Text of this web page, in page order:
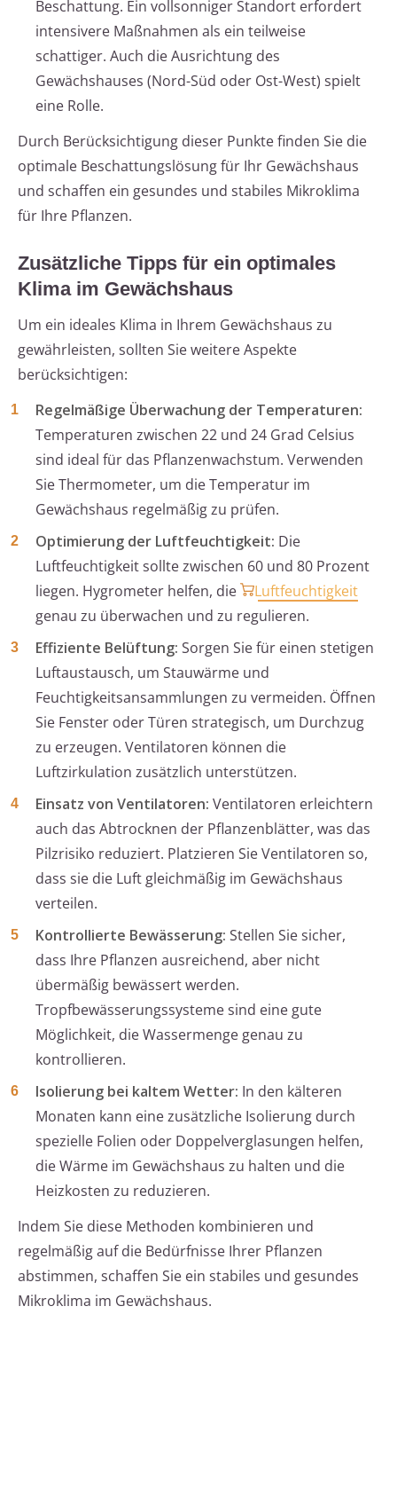
Beschattung. Ein vollsonniger Standort erfordert
intensivere Maßnahmen als ein teilweise
schattiger. Auch die Ausrichtung des
Gewächshauses (Nord-Süd oder Ost-West) spielt
eine Rolle.
Durch Berücksichtigung dieser Punkte finden Sie die
optimale Beschattungslösung für Ihr Gewächshaus
und schaffen ein gesundes und stabiles Mikroklima
für Ihre Pflanzen.
Zusätzliche Tipps für ein optimales
Klima im Gewächshaus
Um ein ideales Klima in Ihrem Gewächshaus zu
gewährleisten, sollten Sie weitere Aspekte
berücksichtigen:
Regelmäßige Überwachung der Temperaturen:
Temperaturen zwischen 22 und 24 Grad Celsius
sind ideal für das Pflanzenwachstum. Verwenden
Sie Thermometer, um die Temperatur im
Gewächshaus regelmäßig zu prüfen.
Optimierung der Luftfeuchtigkeit: Die
Luftfeuchtigkeit sollte zwischen 60 und 80 Prozent
liegen. Hygrometer helfen, die
Luftfeuchtigkeit
genau zu überwachen und zu regulieren.
Effiziente Belüftung: Sorgen Sie für einen stetigen
Luftaustausch, um Stauwärme und
Feuchtigkeitsansammlungen zu vermeiden. Öffnen
Sie Fenster oder Türen strategisch, um Durchzug
zu erzeugen. Ventilatoren können die
Luftzirkulation zusätzlich unterstützen.
Einsatz von Ventilatoren: Ventilatoren erleichtern
auch das Abtrocknen der Pflanzenblätter, was das
Pilzrisiko reduziert. Platzieren Sie Ventilatoren so,
dass sie die Luft gleichmäßig im Gewächshaus
verteilen.
Kontrollierte Bewässerung: Stellen Sie sicher,
dass Ihre Pflanzen ausreichend, aber nicht
übermäßig bewässert werden.
Tropfbewässerungssysteme sind eine gute
Möglichkeit, die Wassermenge genau zu
kontrollieren.
Isolierung bei kaltem Wetter: In den kälteren
Monaten kann eine zusätzliche Isolierung durch
spezielle Folien oder Doppelverglasungen helfen,
die Wärme im Gewächshaus zu halten und die
Heizkosten zu reduzieren.
Indem Sie diese Methoden kombinieren und
regelmäßig auf die Bedürfnisse Ihrer Pflanzen
abstimmen, schaffen Sie ein stabiles und gesundes
Mikroklima im Gewächshaus.